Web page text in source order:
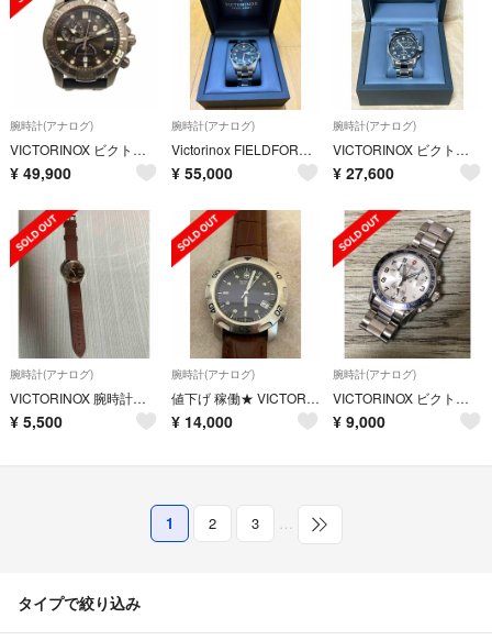
腕時計(アナログ)
VICTORINOX ビクトリノックス/ダイブマスター500プロフェッショナル/クォーツ/241421/100******/ABランク/82【中古】
¥ 49,900
腕時計(アナログ)
Victorinox FIELDFORCE メンズ腕時計
¥ 55,000
腕時計(アナログ)
VICTORINOX ビクトリノックス /クラシック・クロノ/セラミックベゼル
¥ 27,600
腕時計(アナログ)
VICTORINOX 腕時計 サファイアガラス
¥ 5,500
腕時計(アナログ)
値下げ 稼働★ VICTORINOX ビクトリノックス QZ腕時計 革ベルト新品
¥ 14,000
腕時計(アナログ)
VICTORINOX ビクトリノックス 腕時計
¥ 9,000
1 2 3 …
タイプで絞り込み